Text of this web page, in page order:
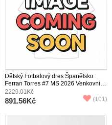
Dětský Fotbalový dres Španělsko
Ferran Torres #7 MS 2026 Venkovní
Krátký Rukáv (+ trenýrky)
2229.01Kč
891.56Kč (101)